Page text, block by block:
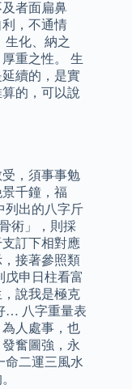
者面扁鼻
，不通情
生化、納之
重之性。 生
續的，是實
的，可以說
，須事事勉
千鐘，福
列出的八字斤
術」，則採
訂下相對應
接著參照類
戊申日柱看富
說我是極克
… 八字重量表
人處事，也
奮圖強，永
命二運三風水